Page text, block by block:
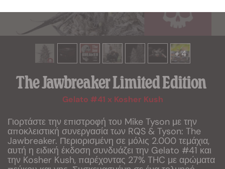
+ 4
The Jawbreaker Limited Edition
Gelato #41 x Kosher Kush
Γιορτάστε την επιστροφή του Mike Tyson με την
αποκλειστική συνεργασία των RQS & Tyson: The
Jawbreaker. Περιορισμένη σε μόλις 2.000 τεμάχια,
αυτή η ειδική έκδοση συνδυάζει την Gelato #41 και
την Kosher Kush, παρέχοντας 27% THC με αρώματα